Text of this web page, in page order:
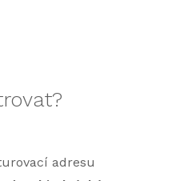
adresu